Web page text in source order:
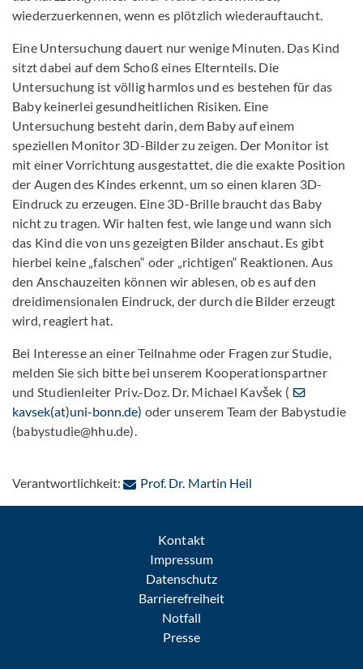
wiederzuerkennen, wenn es plötzlich wiederauftaucht.
Eine Untersuchung dauert nur wenige Minuten. Das Kind
sitzt dabei auf dem Schoß eines Elternteils. Die
Untersuchung ist völlig harmlos und es bestehen für das
Baby keinerlei gesundheitlichen Risiken. Eine
Untersuchung besteht darin, dem Baby auf einem
speziellen Monitor 3D-Bilder zu zeigen. Der Monitor ist
mit einer Vorrichtung ausgestattet, die die exakte Position
der Augen des Kindes erkennt, um so einen klaren 3D-
Eindruck zu erzeugen. Eine 3D-Brille braucht das Baby
nicht zu tragen. Wir halten fest, wie lange und wann sich
das Kind die von uns gezeigten Bilder anschaut. Es gibt
hierbei keine „falschen“ oder „richtigen“ Reaktionen. Aus
den Anschauzeiten können wir ablesen, ob es auf den
dreidimensionalen Eindruck, der durch die Bilder erzeugt
wird, reagiert hat.
Bei Interesse an einer Teilnahme oder Fragen zur Studie,
melden Sie sich bitte bei unserem Kooperationspartner
und Studienleiter Priv.-Doz. Dr. Michael Kavšek (
kavsek(at)uni-bonn.de) oder unserem Team der Babystudie
(babystudie@hhu.de).
Verantwortlichkeit: Prof. Dr. Martin Heil: Per E-Mail
Kontakt
Impressum
Datenschutz
Barrierefreiheit
Notfall
Presse